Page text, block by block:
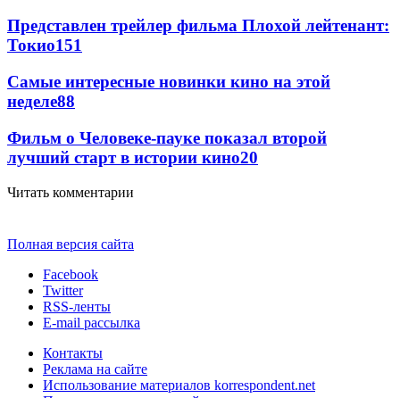
Представлен трейлер фильма Плохой лейтенант:
Токио151
Самые интересные новинки кино на этой
неделе88
Фильм о Человеке-пауке показал второй
лучший старт в истории кино20
Читать комментарии
Полная версия сайта
Facebook
Twitter
RSS-ленты
E-mail рассылка
Контакты
Реклама на сайте
Использование материалов korrespondent.net